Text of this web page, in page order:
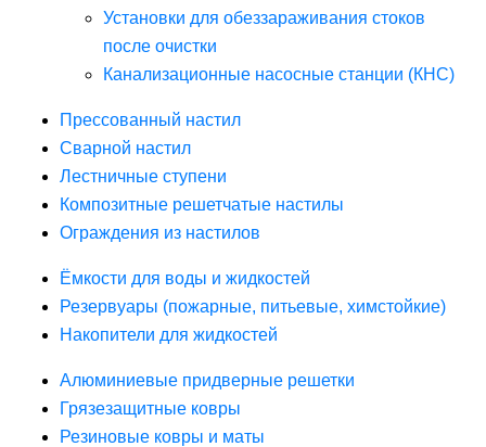
Установки для обеззараживания стоков
после очистки
Канализационные насосные станции (КНС)
Прессованный настил
Сварной настил
Лестничные ступени
Композитные решетчатые настилы
Ограждения из настилов
Ёмкости для воды и жидкостей
Резервуары (пожарные, питьевые, химстойкие)
Накопители для жидкостей
Алюминиевые придверные решетки
Грязезащитные ковры
Резиновые ковры и маты